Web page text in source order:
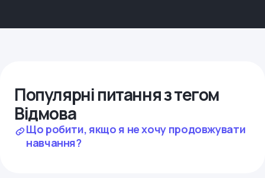
Популярні питання з тегом
Відмова
Що робити, якщо я не хочу продовжувати
навчання?